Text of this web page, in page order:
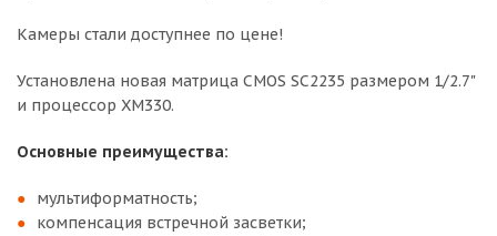
Камеры стали доступнее по цене!
Установлена новая матрица CMOS SC2235 размером 1/2.7"
и процессор XM330.
Основные преимущества:
мультиформатность;
компенсация встречной засветки;